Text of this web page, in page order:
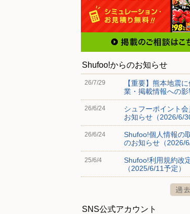
Shufoo!からのお知らせ
26/7/29
【重要】熊本地震
業・掲載情報への
26/6/24
シュフーポイント
お知らせ（2026/6/
26/6/24
Shufoo!個人情報の
のお知らせ（2026/
25/6/4
Shufoo!利用規約改
（2025/6/11予定）
SNS公式アカウント